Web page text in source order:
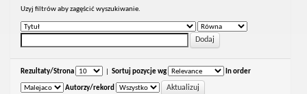
Uzyj filtrów aby zagęścić wyszukiwanie.
Rezultaty/Strona Sortuj pozycje wg In order
Autorzy/rekord